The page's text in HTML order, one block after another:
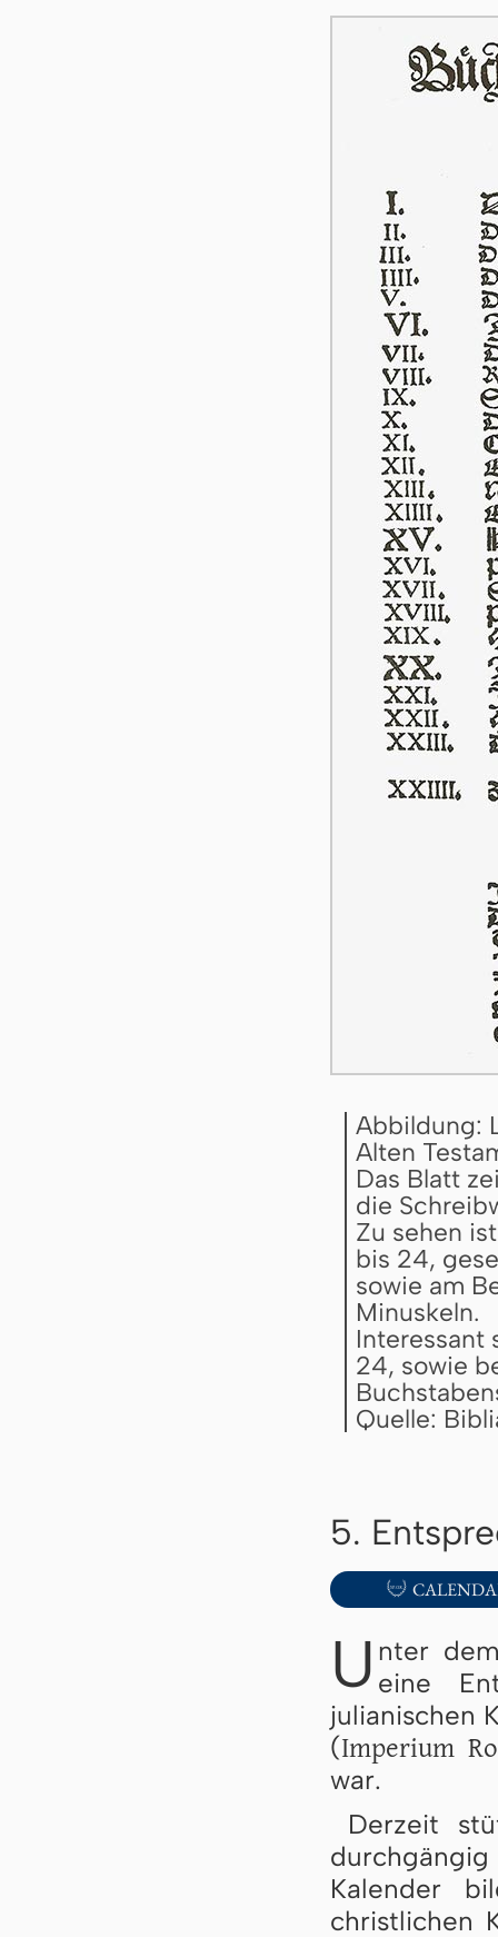
Abbildung:
Alten
Das Blatt
die
Zu sehen
bis 24,
sowie am
Minuskeln.
Interessant
24, sowie
Quelle:
5.

U nter
eine
julianischen
(Imperium
war.
Derzeit
Kalender
christlichen